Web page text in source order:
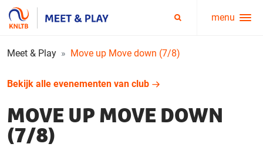
Service
menu
menu
Meet & Play Move up Move down (7/8)
Bekijk alle evenementen van club
MOVE UP MOVE DOWN
(7/8)